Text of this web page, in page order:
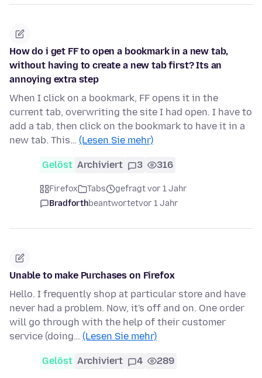
How do i get FF to open a bookmark in a new tab,
without having to create a new tab first? Its an
annoying extra step
When I click on a bookmark, FF opens it in the
current tab, overwriting the site I had open. I have to
add a tab, then click on the bookmark to have it in a
new tab. This… (Lesen Sie mehr)
Gelöst Archiviert 3 316
Firefox Tabs
gefragt vor 1 Jahr
Bradforthbeantwortetvor 1 Jahr
Unable to make Purchases on Firefox
Hello. I frequently shop at particular store and have
never had a problem. Now, it's off and on. One order
will go through with the help of their customer
service (doing… (Lesen Sie mehr)
Gelöst Archiviert 4 289